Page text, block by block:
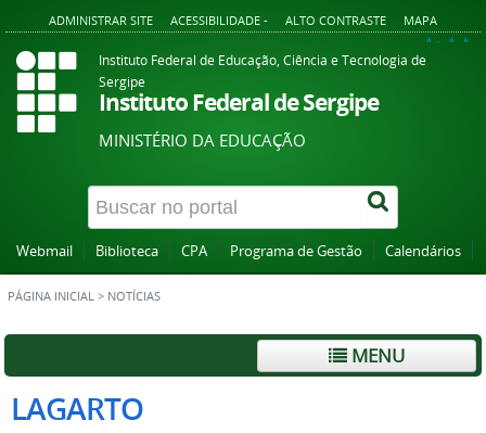
ADMINISTRAR SITE ACESSIBILIDADE - ALTO CONTRASTE MAPA
A+ A A-
Instituto Federal de Educação, Ciência e Tecnologia de
Sergipe
Instituto Federal de Sergipe
MINISTÉRIO DA EDUCAÇÃO
Webmail Biblioteca CPA Programa de Gestão Calendários
PÁGINA INICIAL > NOTÍCIAS
MENU
LAGARTO